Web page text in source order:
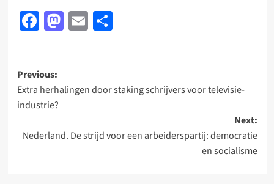
Facebook
Mastodon
EmailDelen
Post
navigation
Previous:
Extra herhalingen door staking schrijvers voor televisie-
industrie?
Next:
Nederland. De strijd voor een arbeiderspartij: democratie
en socialisme